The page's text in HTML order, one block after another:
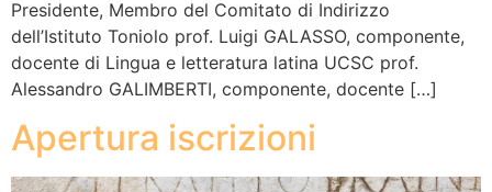
Presidente, Membro del Comitato di Indirizzo
dell’Istituto Toniolo prof. Luigi GALASSO, componente,
docente di Lingua e letteratura latina UCSC prof.
Alessandro GALIMBERTI, componente, docente […]
Apertura iscrizioni